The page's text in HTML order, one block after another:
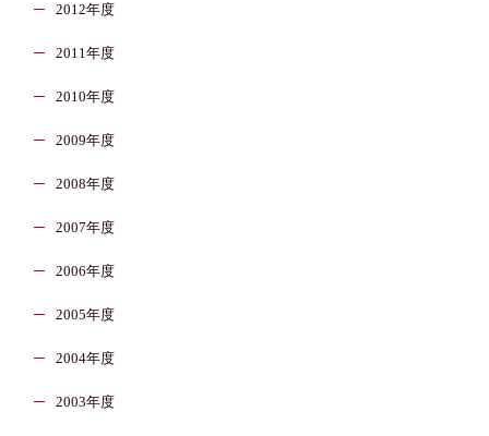
2012年度
2011年度
2010年度
2009年度
2008年度
2007年度
2006年度
2005年度
2004年度
2003年度